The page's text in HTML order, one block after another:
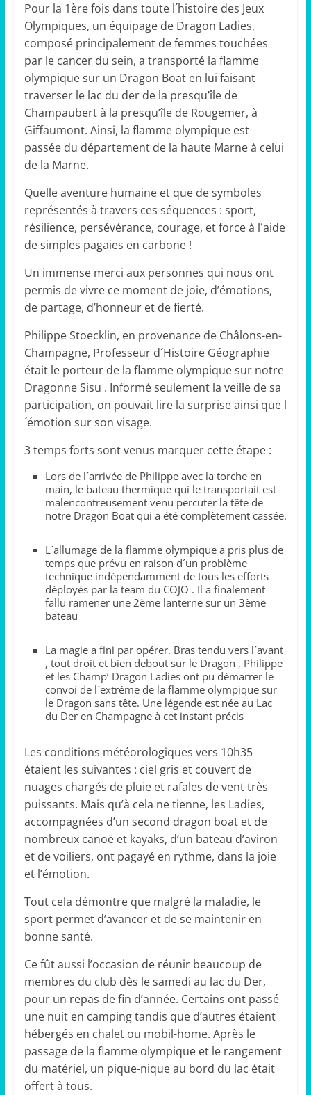
Pour la 1ère fois dans toute l´histoire des Jeux
Olympiques, un équipage de Dragon Ladies,
composé principalement de femmes touchées
par le cancer du sein, a transporté la flamme
olympique sur un Dragon Boat en lui faisant
traverser le lac du der de la presqu’île de
Champaubert à la presqu’île de Rougemer, à
Giffaumont. Ainsi, la flamme olympique est
passée du département de la haute Marne à celui
de la Marne.
Quelle aventure humaine et que de symboles
représentés à travers ces séquences : sport,
résilience, persévérance, courage, et force à l´aide
de simples pagaies en carbone !
Un immense merci aux personnes qui nous ont
permis de vivre ce moment de joie, d’émotions,
de partage, d’honneur et de fierté.
Philippe Stoecklin, en provenance de Châlons-en-
Champagne, Professeur d´Histoire Géographie
était le porteur de la flamme olympique sur notre
Dragonne Sisu . Informé seulement la veille de sa
participation, on pouvait lire la surprise ainsi que l
´émotion sur son visage.
3 temps forts sont venus marquer cette étape :
Lors de l´arrivée de Philippe avec la torche en
main, le bateau thermique qui le transportait est
malencontreusement venu percuter la tête de
notre Dragon Boat qui a été complètement cassée.
L´allumage de la flamme olympique a pris plus de
temps que prévu en raison d´un problème
technique indépendamment de tous les efforts
déployés par la team du COJO . Il a finalement
fallu ramener une 2ème lanterne sur un 3ème
bateau
La magie a fini par opérer. Bras tendu vers l´avant
, tout droit et bien debout sur le Dragon , Philippe
et les Champ’ Dragon Ladies ont pu démarrer le
convoi de l´extrême de la flamme olympique sur
le Dragon sans tête. Une légende est née au Lac
du Der en Champagne à cet instant précis
Les conditions météorologiques vers 10h35
étaient les suivantes : ciel gris et couvert de
nuages chargés de pluie et rafales de vent très
puissants. Mais qu’à cela ne tienne, les Ladies,
accompagnées d’un second dragon boat et de
nombreux canoë et kayaks, d’un bateau d’aviron
et de voiliers, ont pagayé en rythme, dans la joie
et l’émotion.
Tout cela démontre que malgré la maladie, le
sport permet d’avancer et de se maintenir en
bonne santé.
Ce fût aussi l’occasion de réunir beaucoup de
membres du club dès le samedi au lac du Der,
pour un repas de fin d’année. Certains ont passé
une nuit en camping tandis que d’autres étaient
hébergés en chalet ou mobil-home. Après le
passage de la flamme olympique et le rangement
du matériel, un pique-nique au bord du lac était
offert à tous.